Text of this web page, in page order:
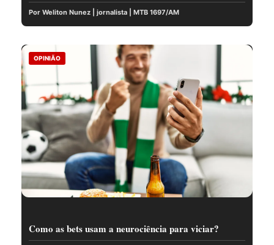
Por Weliton Nunez | jornalista | MTB 1697/AM
OPINIÃO
Como as bets usam a neurociência para viciar?